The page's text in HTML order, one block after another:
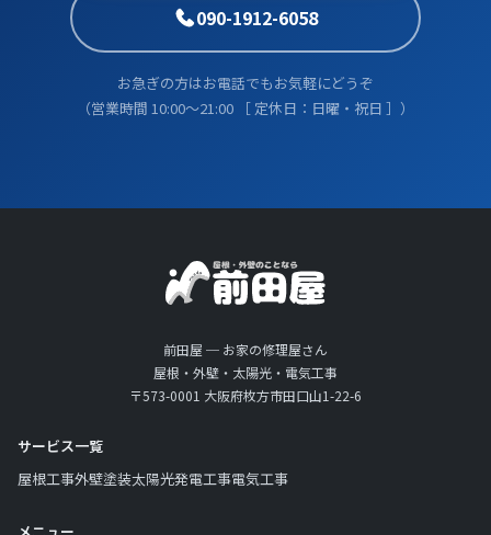
090-1912-6058
お急ぎの方はお電話でもお気軽にどうぞ
（営業時間 10:00〜21:00 ［ 定休日：日曜・祝日 ］）
前田屋 ─ お家の修理屋さん
屋根・外壁・太陽光・電気工事
〒573-0001 大阪府枚方市田口山1-22-6
サービス一覧
屋根工事外壁塗装太陽光発電工事電気工事